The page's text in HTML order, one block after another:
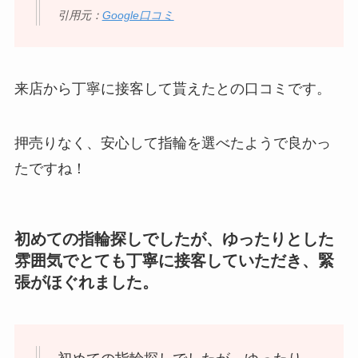
引用元： Google口コミ
来店から丁寧に接客して貰えたとの口コミです。
押売りなく、安心して指輪を選べたようで良かっ
たですね！
初めての指輪探しでしたが、ゆったりとした
雰囲気でとても丁寧に接客していただき、緊
張がほぐれました。